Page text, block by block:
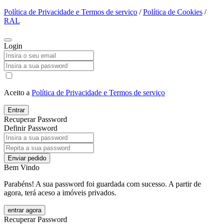
Política de Privacidade e Termos de serviço /Política de Cookies /
RAL
Login
Aceito a Política de Privacidade e Termos de serviço
Entrar
Recuperar Password
Definir Password
Enviar pedido
Bem Vindo
Parabéns! A sua password foi guardada com sucesso. A partir de
agora, terá aceso a imóveis privados.
entrar agora
Recuperar Password